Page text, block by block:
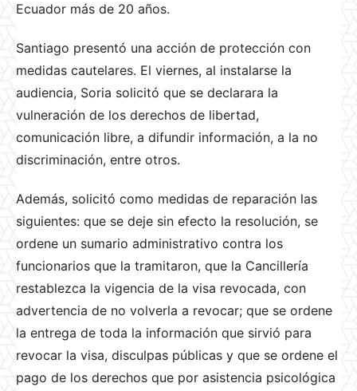
Ecuador más de 20 años.
Santiago presentó una acción de protección con
medidas cautelares. El viernes, al instalarse la
audiencia, Soria solicitó que se declarara la
vulneración de los derechos de libertad,
comunicación libre, a difundir información, a la no
discriminación, entre otros.
Además, solicitó como medidas de reparación las
siguientes: que se deje sin efecto la resolución, se
ordene un sumario administrativo contra los
funcionarios que la tramitaron, que la Cancillería
restablezca la vigencia de la visa revocada, con
advertencia de no volverla a revocar; que se ordene
la entrega de toda la información que sirvió para
revocar la visa, disculpas públicas y que se ordene el
pago de los derechos que por asistencia psicológica